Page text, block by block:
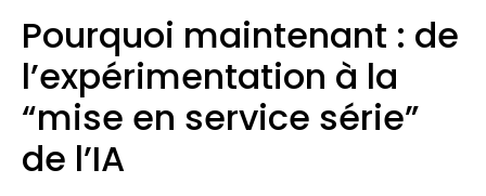
Pourquoi maintenant : de
l’expérimentation à la
“mise en service série”
de l’IA